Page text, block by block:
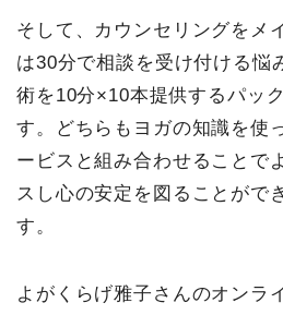
そして、カウンセリングをメ
は30分で相談を受け付ける悩
術を10分×10本提供するパッ
す。どちらもヨガの知識を使
ービスと組み合わせることで
スし心の安定を図ることがで
す。
よがくらげ雅子さんのオンラ